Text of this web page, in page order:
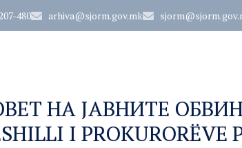
480 arhiva@sjorm.gov.mk
НА ЈАВНИТЕ
I PROKURORËVE